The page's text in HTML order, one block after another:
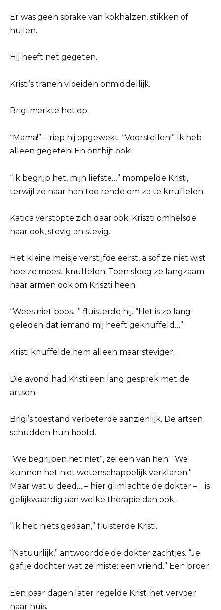
Er was geen sprake van kokhalzen, stikken of
huilen.
Hij heeft net gegeten.
Kristi’s tranen vloeiden onmiddellijk.
Brigi merkte het op.
“Mama!” – riep hij opgewekt. “Voorstellen!” Ik heb
alleen gegeten! En ontbijt ook!
“Ik begrijp het, mijn liefste…” mompelde Kristi,
terwijl ze naar hen toe rende om ze te knuffelen.
Katica verstopte zich daar ook. Kriszti omhelsde
haar ook, stevig en stevig.
Het kleine meisje verstijfde eerst, alsof ze niet wist
hoe ze moest knuffelen. Toen sloeg ze langzaam
haar armen ook om Kriszti heen.
“Wees niet boos…” fluisterde hij. “Het is zo lang
geleden dat iemand mij heeft geknuffeld…”
Kristi knuffelde hem alleen maar steviger.
Die avond had Kristi een lang gesprek met de
artsen.
Brigi’s toestand verbeterde aanzienlijk. De artsen
schudden hun hoofd.
“We begrijpen het niet”, zei een van hen. “We
kunnen het niet wetenschappelijk verklaren.”
Maar wat u deed… – hier glimlachte de dokter – …is
gelijkwaardig aan welke therapie dan ook.
“Ik heb niets gedaan,” fluisterde Kristi.
“Natuurlijk,” antwoordde de dokter zachtjes. “Je
gaf je dochter wat ze miste: een vriend.” Een broer.
Een paar dagen later regelde Kristi het vervoer
naar huis.